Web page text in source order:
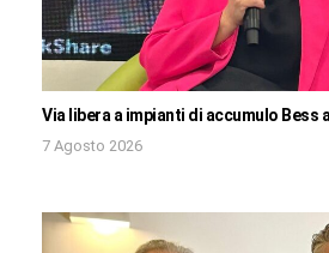
Via libera a impianti di accumulo Bess
7 Agosto 2026